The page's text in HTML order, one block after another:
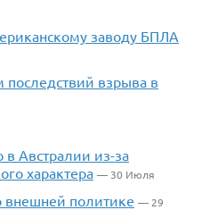
заводу БПЛА
взрыва в
в Австралии из-за
характера — 30 Июля
внешней политике — 29